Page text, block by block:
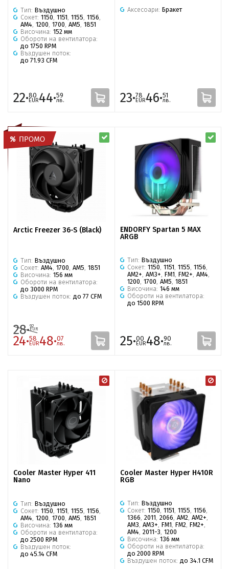
Тип: Въздушно
Сокет: 1150 1151 1155 1156
AM4 1200 1700 AM5 1851
Височина: 152 мм
Обороти на вентилатора:
до 1750 RPM
Въздушен поток:
до 71.93 CFM
22·80
EUR44·59
лв.
Аксесоари: Бракет
23·78
EUR46·51
лв.
Arctic Freezer 36-S (Black)
Тип: Въздушно
Сокет: AM4, 1700, AM5, 1851
Височина: 156 мм
Обороти на вентилатора:
до 3000 RPM
Въздушен поток: до 77 CFM
28·92
EUR
24·58
EUR48·07
лв.
ENDORFY Spartan 5 MAX
ARGB
Тип: Въздушно
Сокет: 1150, 1151, 1155, 1156,
AM2+, AM3+, FM1, FM2+, AM4,
1200, 1700, AM5, 1851
Височина: 146 мм
Обороти на вентилатора:
до 1500 RPM
25·00
EUR48·90
лв.
Cooler Master Hyper 411
Nano
Тип: Въздушно
Сокет: 1150 1151 1155 1156
AM4 1200 1700 AM5 1851
Височина: 136 мм
Обороти на вентилатора:
до 2500 RPM
Въздушен поток:
до 45.14 CFM
Cooler Master Hyper H410R
RGB
Тип: Въздушно
Сокет: 1150, 1151, 1155, 1156,
1366, 2011, 2066, AM2, AM2+,
AM3, AM3+, FM1, FM2, FM2+,
AM4, 2011-3, 1200
Височина: 136 мм
Обороти на вентилатора:
до 2000 RPM
Въздушен поток: до 34.1 CFM